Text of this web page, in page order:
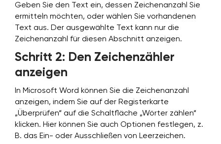
Geben Sie den Text ein, dessen Zeichenanzahl Sie
ermitteln möchten, oder wählen Sie vorhandenen
Text aus. Der ausgewählte Text kann nur die
Zeichenanzahl für diesen Abschnitt anzeigen.
Schritt 2: Den Zeichenzähler
anzeigen
In Microsoft Word können Sie die Zeichenanzahl
anzeigen, indem Sie auf der Registerkarte
„Überprüfen“ auf die Schaltfläche „Wörter zählen“
klicken. Hier können Sie auch Optionen festlegen, z.
B. das Ein- oder Ausschließen von Leerzeichen.